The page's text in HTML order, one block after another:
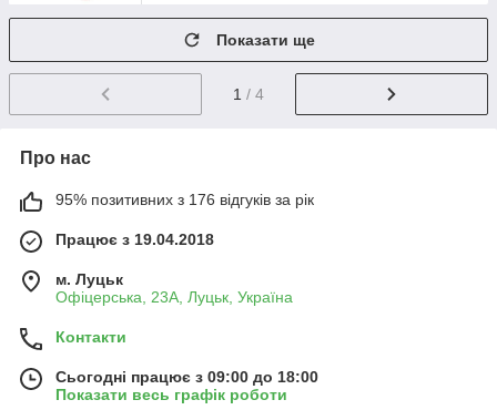
Показати ще
1 / 4
Про нас
95% позитивних з 176 відгуків за рік
Працює з 19.04.2018
м. Луцьк
Офіцерська, 23А, Луцьк, Україна
Контакти
Сьогодні працює з 09:00 до 18:00
Показати весь графік роботи